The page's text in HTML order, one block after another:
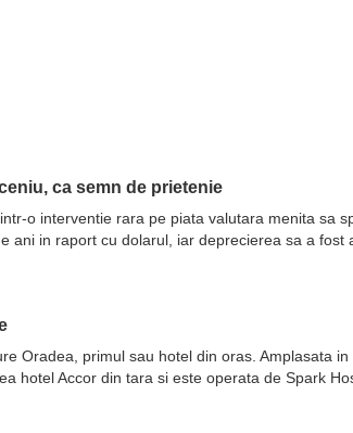
ca semn de prietenie
o interventie rara pe piata valutara menita sa
ani in raport cu dolarul, iar deprecierea sa a
Oradea, primul sau hotel din oras. Amplasata
hotel Accor din tara si este operata de Spark